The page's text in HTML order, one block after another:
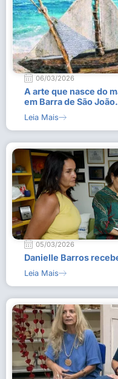
06/03/2026
A arte que nasce do
em Barra de São João.
Leia Mais
05/03/2026
Danielle Barros
Leia Mais